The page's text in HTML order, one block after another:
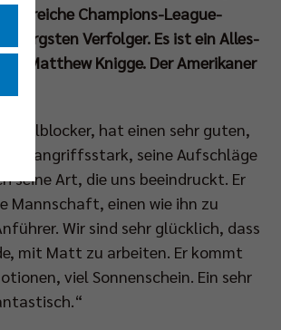
Champions-League-
ärgsten Verfolger. Es ist ein Alles-
Matthew Knigge. Der Amerikaner
hat einen sehr guten,
angriffsstark, seine Aufschläge
seine Art, die uns beeindruckt. Er
Mannschaft, einen wie ihn zu
Wir sind sehr glücklich, dass
mit Matt zu arbeiten. Er kommt
viel Sonnenschein. Ein sehr